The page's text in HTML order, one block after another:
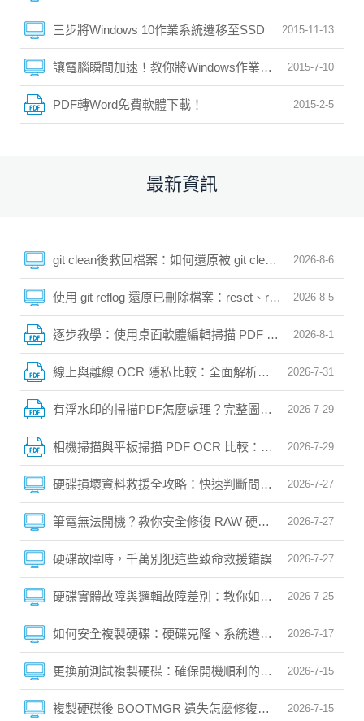
2015-11-13
三步將Windows 10作業系統遷移至SSD
2015-7-10
讓電腦瞬間加速！教你將Windows作業系統從HDD轉移/
2015-2-5
PDF轉Word免費軟體下載！
最新資訊
2026-8-6
git clean後救回檔案：如何還原被 git clean 或 git
2026-8-5
使用 git reflog 還原已刪除檔案：reset、rebase、amend
2026-8-1
逐步教學：使用桌面軟體編輯掃描 PDF 中的文字
2026-7-31
線上與離線 OCR 隱私比較：全面解析資料安全風險
2026-7-29
有浮水印的掃描PDF怎麼處理？完整圖文教學與去浮水印
2026-7-29
相機掃描與平板掃描 PDF OCR 比較：常見挑戰與解決之
2026-7-27
硬碟損壞資料救援全攻略：快速判斷問題並安全搶救檔案
2026-7-27
筆電無法開機？教你安全修復 RAW 硬碟並完整救回資料
2026-7-27
硬碟故障時，千萬別犯這些致命救援錯誤
2026-7-25
硬碟實體故障與邏輯故障差別：教你如何精準判斷
2026-7-17
如何安全複製硬碟：硬碟克隆、系統遷移與開機問題全指
2026-7-15
更換前測試複製硬碟：確保開機順利的安全指南
2026-7-15
複製硬碟後 BOOTMGR 遺失怎麼修復？完整解決指南